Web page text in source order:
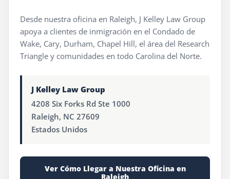
Desde nuestra oficina en Raleigh, J Kelley Law Group
apoya a clientes de inmigración en el Condado de
Wake, Cary, Durham, Chapel Hill, el área del Research
Triangle y comunidades en todo Carolina del Norte.
J Kelley Law Group
4208 Six Forks Rd Ste 1000
Raleigh, NC 27609
Estados Unidos
Ver Cómo Llegar a Nuestra Oficina en
Raleigh